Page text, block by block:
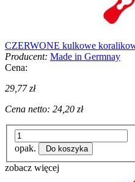
CZERWONE kulkowe
Producent: Made in Germnay
Cena:
29,77 zł
Cena netto: 24,20 zł
opak. Do koszyka
zobacz więcej